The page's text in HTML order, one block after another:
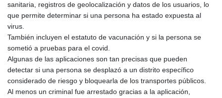
sanitaria, registros de geolocalización y datos de los usuarios, lo
que permite determinar si una persona ha estado expuesta al
virus.
También incluyen el estatuto de vacunación y si la persona se
sometió a pruebas para el covid.
Algunas de las aplicaciones son tan precisas que pueden
detectar si una persona se desplazó a un distrito específico
considerado de riesgo y bloquearla de los transportes públicos.
Al menos un criminal fue arrestado gracias a la aplicación,